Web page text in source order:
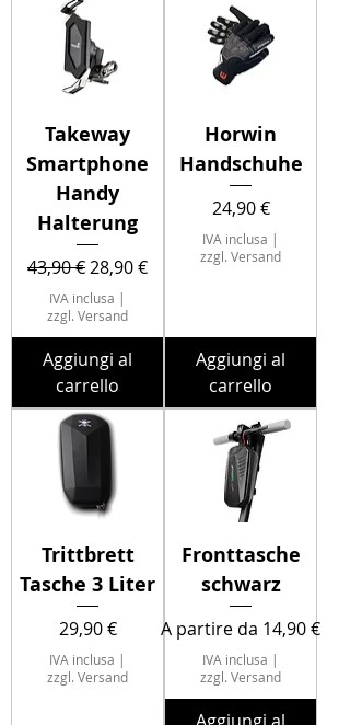
Takeway
Smartphone
Handy
Halterung
Prezzo regolare
43,90 € Prezzo scontato
28,90 €
IVA inclusa |
zzgl. Versand
Aggiungi al
carrello
Horwin
Handschuhe
Prezzo
24,90 €
IVA inclusa |
zzgl. Versand
Aggiungi al
carrello
Trittbrett
Tasche 3 Liter
Prezzo
29,90 €
IVA inclusa |
zzgl. Versand
Fronttasche
schwarz
A partire da 14,90 €
Prezzo scontato
IVA inclusa |
zzgl. Versand